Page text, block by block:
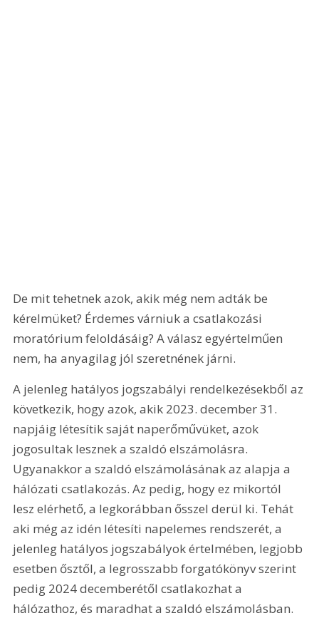
De mit tehetnek azok, akik még nem adták be
kérelmüket? Érdemes várniuk a csatlakozási
moratórium feloldásáig? A válasz egyértelműen
nem, ha anyagilag jól szeretnének járni.
A jelenleg hatályos jogszabályi rendelkezésekből az
következik, hogy azok, akik 2023. december 31.
napjáig létesítik saját naperőművüket, azok
jogosultak lesznek a szaldó elszámolásra.
Ugyanakkor a szaldó elszámolásának az alapja a
hálózati csatlakozás. Az pedig, hogy ez mikortól
lesz elérhető, a legkorábban ősszel derül ki. Tehát
aki még az idén létesíti napelemes rendszerét, a
jelenleg hatályos jogszabályok értelmében, legjobb
esetben ősztől, a legrosszabb forgatókönyv szerint
pedig 2024 decemberétől csatlakozhat a
hálózathoz, és maradhat a szaldó elszámolásban.